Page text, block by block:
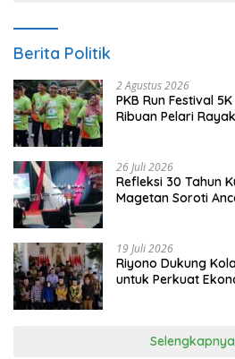
Berita Politik
2 Agustus 2026
PKB Run Festival
Ribuan Pelari
26 Juli 2026
Refleksi 30 Tahun
Magetan Soroti
19 Juli 2026
Riyono Dukung
untuk Perkuat
Selengkapnya